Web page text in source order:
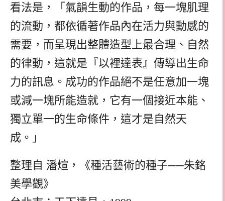
看法是，「氣韻生動的作品，每一塊肌理
的流動，都依循著作品內在活力與動感的
需要，而呈現出整體造型上最合理、自然
的律動，這就是『以裡達表』傳導出生命
力的訊息。成功的作品絕不是任意加一塊
或減一塊所能造就，它有一個接近本能、
獨立單一的生命條件，這才是自然天
成。」
整理自 潘煊，《種活藝術的種子──朱銘
美學觀》